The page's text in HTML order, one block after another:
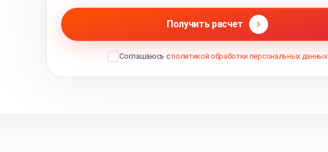
Получить расчет
Соглашаюсь сполитикой обработки персональных данных